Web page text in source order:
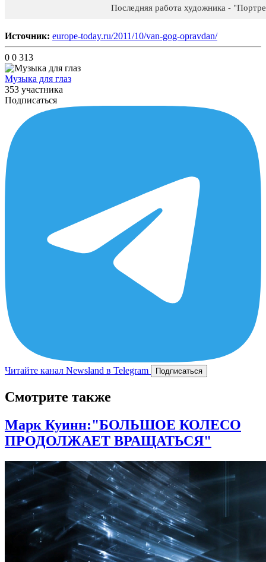
Последняя работа художника -
Источник: europe-today.ru/2011/10/van-gog-opravdan/
0 0 313
Музыка для глаз
353 участника
Подписаться
Читайте канал Newsland в Telegram Подписаться
Смотрите также
Марк Куинн:"БОЛЬШОЕ КОЛЕСО
ПРОДОЛЖАЕТ ВРАЩАТЬСЯ"